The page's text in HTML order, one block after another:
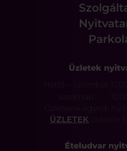
Üzletek
Hétfő – Szombat
Vasárnap
Üzleteink egyedi
ÜZLETEK oldalon
Ételudvar